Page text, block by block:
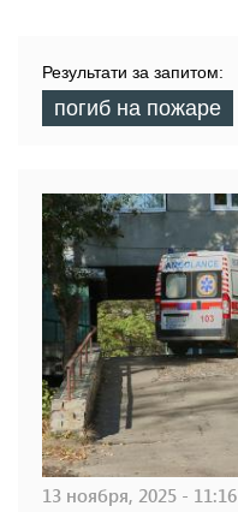
Результати за запитом:
погиб на пожаре
13 ноября, 2025 - 11:16